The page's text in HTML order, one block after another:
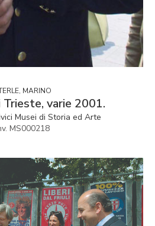
MARINO
Trieste, varie 2001.
Musei di Storia ed Arte
MS000218